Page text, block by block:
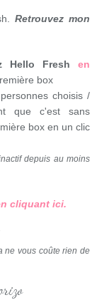
Retrouvez mon
Hello Fresh
en
box
choisis /
que c'est sans
box en un clic
depuis au moins
cliquant ici.
ne vous coûte rien de